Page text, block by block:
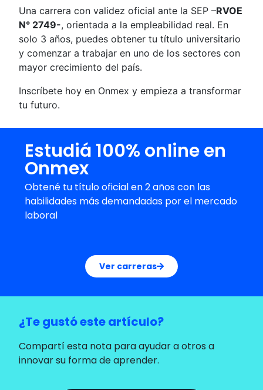
Una carrera con validez oficial ante la SEP –RVOE
N° 2749-, orientada a la empleabilidad real. En
solo 3 años, puedes obtener tu título universitario
y comenzar a trabajar en uno de los sectores con
mayor crecimiento del país.
Inscríbete hoy en Onmex y empieza a transformar
tu futuro.
Estudiá 100% online en
Onmex
Obtené tu título oficial en 2 años con las
habilidades más demandadas por el mercado
laboral
Ver carreras
¿Te gustó este artículo?
Compartí esta nota para ayudar a otros a
innovar su forma de aprender.